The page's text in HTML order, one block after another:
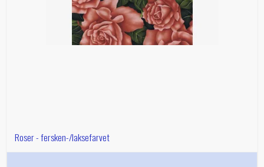
Roser - fersken-/laksefarvet